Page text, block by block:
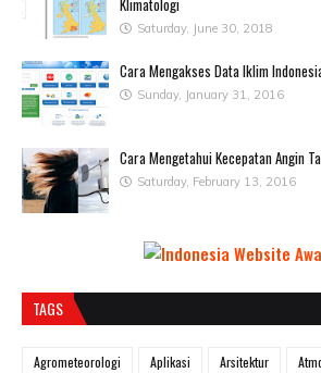
Klimatologi
Saturday, June 30, 2018
Cara Mengakses Data Iklim
Sunday, January 31, 2016
Cara Mengetahui Kecepatan Angin
Saturday, February 13, 2016
TAGS
Agrometeorologi Aplikasi Arsitektur